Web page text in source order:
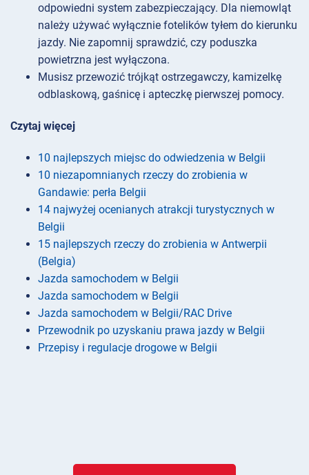
odpowiedni system zabezpieczający. Dla niemowląt
należy używać wyłącznie fotelików tyłem do kierunku
jazdy. Nie zapomnij sprawdzić, czy poduszka
powietrzna jest wyłączona.
Musisz przewozić trójkąt ostrzegawczy, kamizelkę
odblaskową, gaśnicę i apteczkę pierwszej pomocy.
Czytaj więcej
10 najlepszych miejsc do odwiedzenia w Belgii
10 niezapomnianych rzeczy do zrobienia w
Gandawie: perła Belgii
14 najwyżej ocenianych atrakcji turystycznych w
Belgii
15 najlepszych rzeczy do zrobienia w Antwerpii
(Belgia)
Jazda samochodem w Belgii
Jazda samochodem w Belgii
Jazda samochodem w Belgii/RAC Drive
Przewodnik po uzyskaniu prawa jazdy w Belgii
Przepisy i regulacje drogowe w Belgii